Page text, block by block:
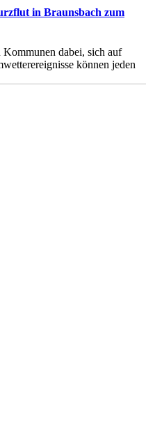
in Braunsbach zum
Kommunen dabei, sich auf
können jeden